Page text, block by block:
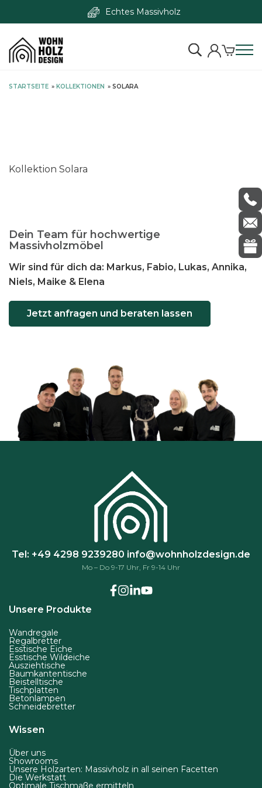
Echtes Massivholz
STARTSEITE » KOLLEKTIONEN » SOLARA
Kollektion Solara
Dein Team für hochwertige
Massivholzmöbel
Wir sind für dich da: Markus, Fabio, Lukas, Annika,
Niels, Maike & Elena
Jetzt anfragen und beraten lassen
Tel: +49 4298 9239280 info@wohnholzdesign.de
Mo – Do 9-17 Uhr, Fr 9-14 Uhr
Unsere Produkte
Wandregale
Regalbretter
Esstische Eiche
Esstische Wildeiche
Ausziehtische
Baumkantentische
Beistelltische
Tischplatten
Betonlampen
Schneidebretter
Wissen
Über uns
Showrooms
Unsere Holzarten: Massivholz in all seinen Facetten
Die Werkstatt
Optimale Tischmaße ermitteln